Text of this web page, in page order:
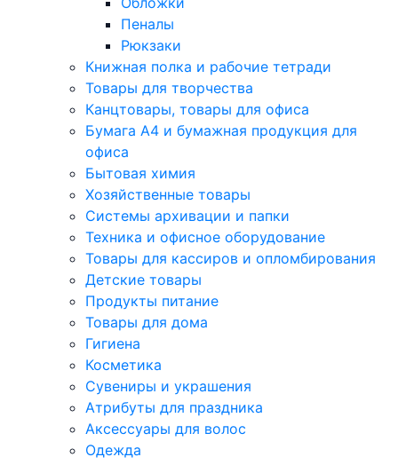
Пеналы
Рюкзаки
Книжная полка и рабочие тетради
Товары для творчества
Канцтовары, товары для офиса
Бумага А4 и бумажная продукция для
офиса
Бытовая химия
Хозяйственные товары
Системы архивации и папки
Техника и офисное оборудование
Товары для кассиров и опломбирования
Детские товары
Продукты питание
Товары для дома
Гигиена
Косметика
Сувениры и украшения
Атрибуты для праздника
Аксеcсуары для волос
Одежда